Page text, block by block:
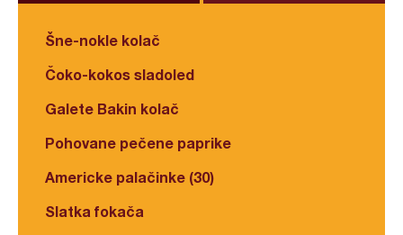
Šne-nokle kolač
Čoko-kokos sladoled
Galete Bakin kolač
Pohovane pečene paprike
Americke palačinke (30)
Slatka fokača